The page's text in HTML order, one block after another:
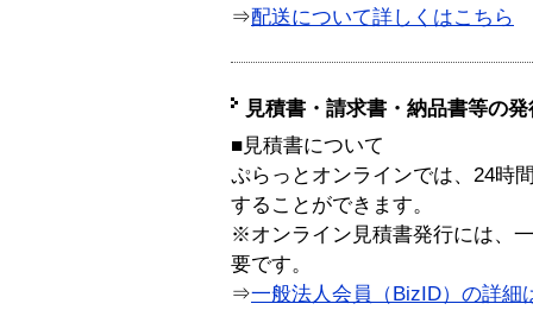
⇒配送について詳しくはこちら
見積書・請求書・納品書等の
■見積書について
ぷらっとオンラインでは、24時
することができます。
※オンライン見積書発行には、
要です。
⇒一般法人会員（BizID）の詳細